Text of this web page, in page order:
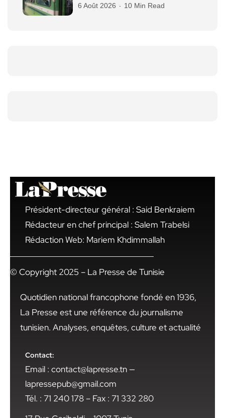
6 Août 2026 10 Min Read
Président-directeur général : Said Benkraiem
Rédacteur en chef principal : Salem Trabelsi
Rédaction Web: Mariem Khdimmallah
© Copyright 2025 – La Presse de Tunisie
Quotidien national francophone fondé en 1936,
La Presse est une référence du journalisme
tunisien. Analyses, enquêtes, culture et actualité
Contact:
Email : contact@lapresse.tn —
lapressepub@gmail.com
Tél. : 71 240 178 – Fax : 71 332 280